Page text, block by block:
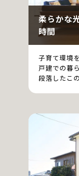
柔らかな
時間
子育て環境
戸建での暮
段落したこ